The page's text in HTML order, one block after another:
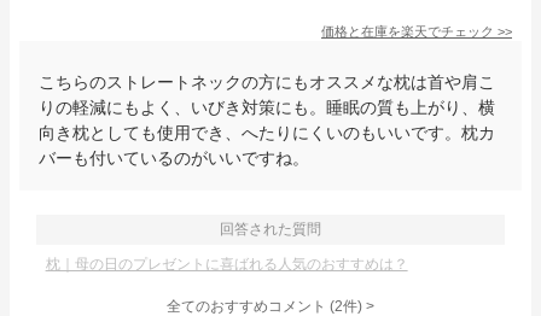
価格と在庫を楽天でチェック >>
こちらのストレートネックの方にもオススメな枕は首や肩こ
りの軽減にもよく、いびき対策にも。睡眠の質も上がり、横
向き枕としても使用でき、へたりにくいのもいいです。枕カ
バーも付いているのがいいですね。
回答された質問
枕｜母の日のプレゼントに喜ばれる人気のおすすめは？
全てのおすすめコメント (2件) >